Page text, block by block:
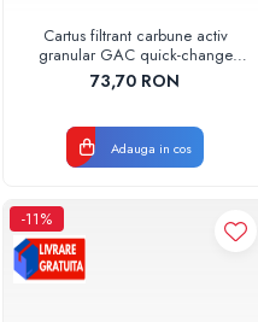
Cartus filtrant carbune activ
granular GAC quick-change
AQUA07000511000 Aquapur
Valhoh Valrom
73,70 RON
Adauga in cos
-11%